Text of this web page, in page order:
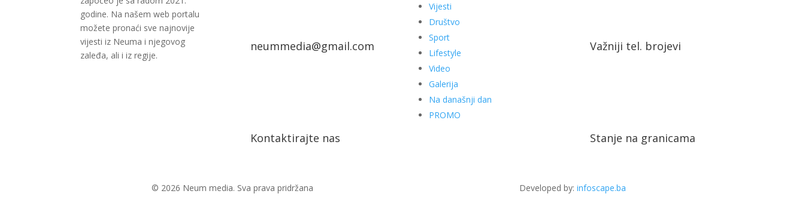
godine. Na našem web portalu
možete pronaći sve najnovije
vijesti iz Neuma i njegovog
zaleđa, ali i iz regije.
neummedia@gmail.com
Kontaktirajte nas
Vijesti
Društvo
Sport
Lifestyle
Video
Galerija
Na današnji dan
PROMO
Važniji tel. brojevi
Stanje na granicama
© 2026 Neum media. Sva prava pridržana Developed by: infoscape.ba